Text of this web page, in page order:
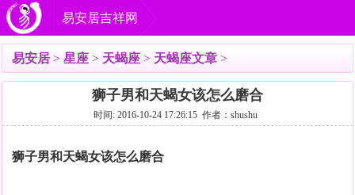
易安居吉祥网
易安居 > 星座 > 天蝎座 > 天蝎座文章 >
狮子男和天蝎女该怎么磨合
时间: 2016-10-24 17:26:15 作者：shushu
狮子男和天蝎女该怎么磨合